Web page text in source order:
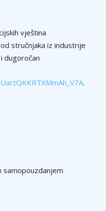
vještina
stručnjaka iz industrije
dugoročan
.
samopouzdanjem